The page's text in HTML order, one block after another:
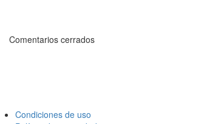
Comentarios cerrados
Condiciones de uso